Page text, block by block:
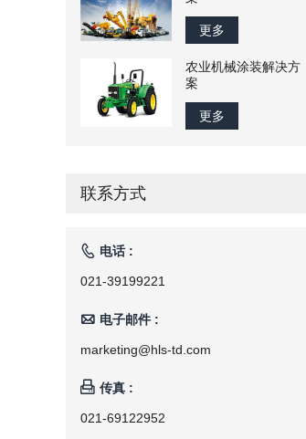
更多
农业机械涂装解决方
案
更多
联系方式
 电话 :
021-39199221
 电子邮件 :
marketing@hls-td.com
 传真 :
021-69122952